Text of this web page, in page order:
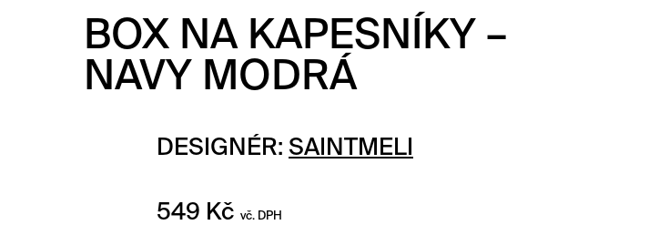
BOX NA KAPESNÍKY –
NAVY MODRÁ
DESIGNÉR: SAINTMELI
549 Kč vč. DPH